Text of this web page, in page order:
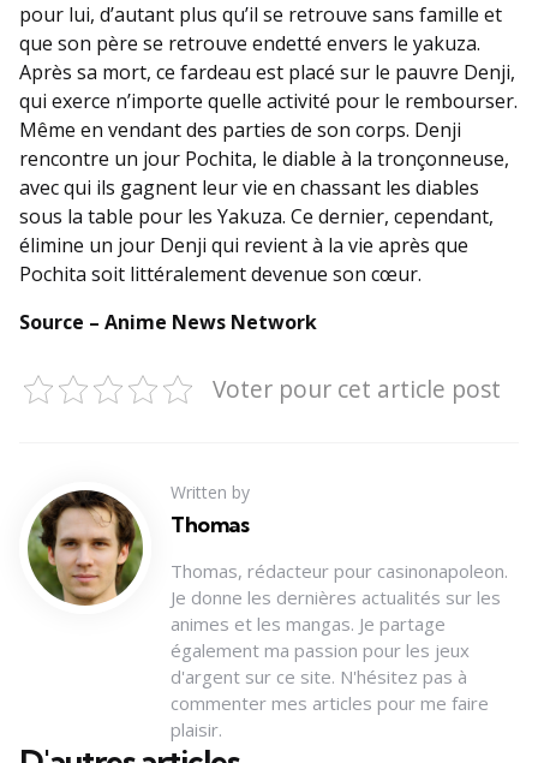
pour lui, d’autant plus qu’il se retrouve sans famille et
que son père se retrouve endetté envers le yakuza.
Après sa mort, ce fardeau est placé sur le pauvre Denji,
qui exerce n’importe quelle activité pour le rembourser.
Même en vendant des parties de son corps. Denji
rencontre un jour Pochita, le diable à la tronçonneuse,
avec qui ils gagnent leur vie en chassant les diables
sous la table pour les Yakuza. Ce dernier, cependant,
élimine un jour Denji qui revient à la vie après que
Pochita soit littéralement devenue son cœur.
Source – Anime News Network
Voter pour cet article post
Written by
Thomas
Thomas, rédacteur pour casinonapoleon.
Je donne les dernières actualités sur les
animes et les mangas. Je partage
également ma passion pour les jeux
d'argent sur ce site. N'hésitez pas à
commenter mes articles pour me faire
plaisir.